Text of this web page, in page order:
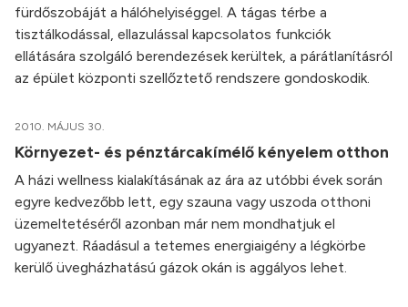
fürdőszobáját a hálóhelyiséggel. A tágas térbe a
tisztálkodással, ellazulással kapcsolatos funkciók
ellátására szolgáló berendezések kerültek, a párátlanításról
az épület központi szellőztető rendszere gondoskodik.
2010. MÁJUS 30.
Környezet- és pénztárcakímélő kényelem otthon
A házi wellness kialakításának az ára az utóbbi évek során
egyre kedvezőbb lett, egy szauna vagy uszoda otthoni
üzemeltetéséről azonban már nem mondhatjuk el
ugyanezt. Ráadásul a tetemes energiaigény a légkörbe
kerülő üvegházhatású gázok okán is aggályos lehet.